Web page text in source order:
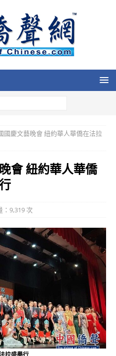
國慶文藝晚會 紐約華人華僑在法拉
會 紐約華人華僑
：9,319 次